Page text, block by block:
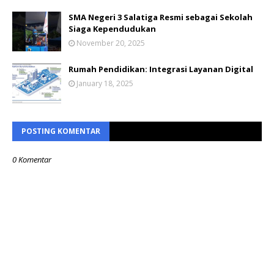
SMA Negeri 3 Salatiga Resmi sebagai Sekolah
Siaga Kependudukan
November 20, 2025
Rumah Pendidikan: Integrasi Layanan Digital
January 18, 2025
POSTING KOMENTAR
0 Komentar